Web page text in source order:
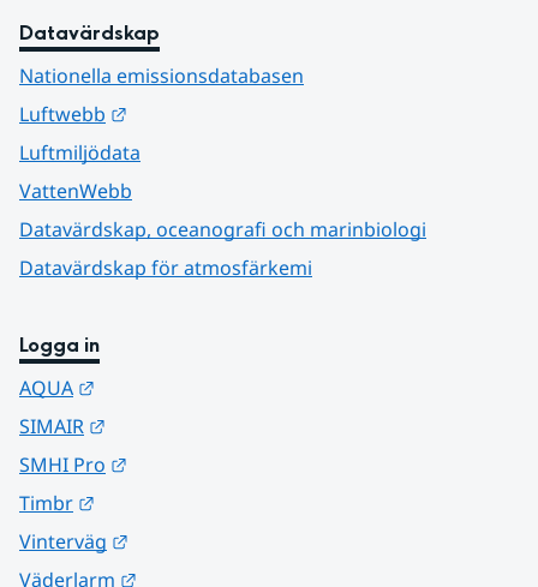
Datavärdskap
Nationella emissionsdatabasen
Luftwebb
Luftmiljödata
VattenWebb
Datavärdskap, oceanografi och marinbiologi
Datavärdskap för atmosfärkemi
Logga in
AQUA
SIMAIR
SMHI Pro
Timbr
Vinterväg
Väderlarm